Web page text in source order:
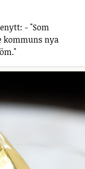
- "Som
kommuns nya